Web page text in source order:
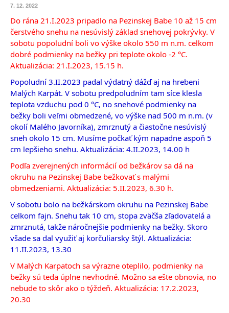
7. 12. 2022
Do rána 21.I.2023 pripadlo na Pezinskej Babe 10 až 15 cm
čerstvého snehu na nesúvislý základ snehovej pokrývky. V
sobotu popoludní boli vo výške okolo 550 m n.m. celkom
Aktualizácia: 21.I.2023, 15.15 h.
Popoludní 3.II.2023 padal výdatný dážď aj na hrebeni
Malých Karpát. V sobotu predpoludním tam síce klesla
teplota vzduchu pod 0 °C, no snehové podmienky na
bežky boli veľmi obmedzené, vo výške nad 500 m n.m. (v
okolí Malého Javorníka), zmrznutý a čiastočne nesúvislý
sneh okolo 15 cm. Musíme počkať kým napadne aspoň 5
cm lepšieho snehu. Aktualizácia: 4.II.2023, 14.00 h
Podľa zverejnených informácií od bežkárov sa dá na
okruhu na Pezinskej Babe bežkovať s malými
obmedzeniami. Aktualizácia: 5.II.2023, 6.30 h.
V sobotu bolo na bežkárskom okruhu na Pezinskej Babe
celkom fajn. Snehu tak 10 cm, stopa zväčša zľadovatelá a
zmrznutá, takže náročnejšie podmienky na bežky. Skoro
všade sa dal využiť aj korčuliarsky štýl. Aktualizácia:
11.II.2023, 13.30
V Malých Karpatoch sa výrazne oteplilo, podmienky na
bežky sú teda úplne nevhodné. Možno sa ešte obnovia, no
nebude to skôr ako o týždeň. Aktualizácia: 17.2.2023,
20.30